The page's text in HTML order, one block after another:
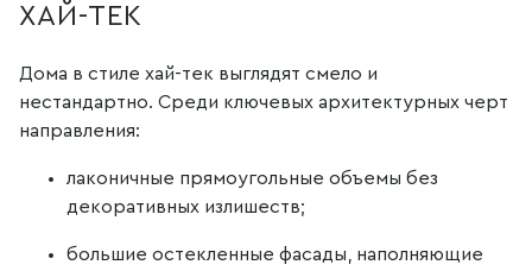
ХАЙ-ТЕК
Дома в стиле хай-тек выглядят смело и
нестандартно. Среди ключевых архитектурных черт
направления:
лаконичные прямоугольные объемы без
декоративных излишеств;
большие остекленные фасады, наполняющие